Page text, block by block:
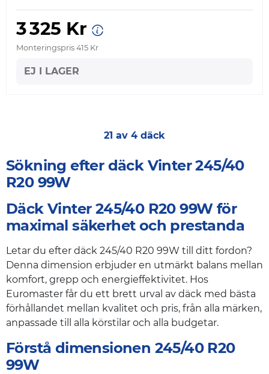
3 325 Kr
Monteringspris 415 Kr
EJ I LAGER
21 av 4 däck
Sökning efter däck Vinter 245/40
R20 99W
Däck Vinter 245/40 R20 99W för
maximal säkerhet och prestanda
Letar du efter däck 245/40 R20 99W till ditt fordon?
Denna dimension erbjuder en utmärkt balans mellan
komfort, grepp och energieffektivitet. Hos
Euromaster får du ett brett urval av däck med bästa
förhållandet mellan kvalitet och pris, från alla märken,
anpassade till alla körstilar och alla budgetar.
Förstå dimensionen 245/40 R20
99W